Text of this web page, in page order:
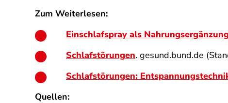
Zum Weiterlesen:
Einschlafspray als
Schlafstörungen. gesund.bund.de
Schlafstörungen:
Quellen: